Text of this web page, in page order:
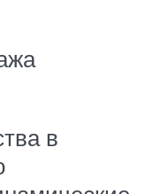
в